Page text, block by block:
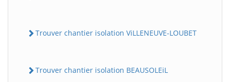
Trouver chantier isolation ViLLENEUVE-LOUBET
Trouver chantier isolation BEAUSOLEiL